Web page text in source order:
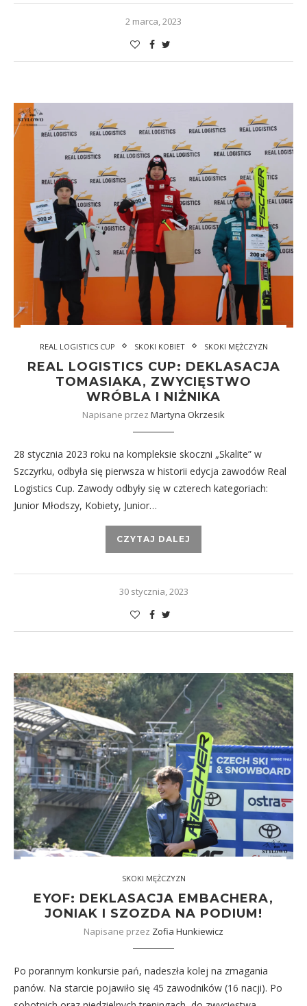
2 marca, 2023
REAL LOGISTICS CUP SKOKI KOBIET SKOKI MĘŻCZYZN
REAL LOGISTICS CUP: DEKLASACJA
TOMASIAKA, ZWYCIĘSTWO
WRÓBLA I NIŻNIKA
Napisane przez Martyna Okrzesik
28 stycznia 2023 roku na kompleksie skoczni „Skalite” w
Szczyrku, odbyła się pierwsza w historii edycja zawodów Real
Logistics Cup. Zawody odbyły się w czterech kategoriach:
Junior Młodszy, Kobiety, Junior…
CZYTAJ DALEJ
30 stycznia, 2023
SKOKI MĘŻCZYZN
EYOF: DEKLASACJA EMBACHERA,
JONIAK I SZOZDA NA PODIUM!
Napisane przez Zofia Hunkiewicz
Po porannym konkursie pań, nadeszła kolej na zmagania
panów. Na starcie pojawiło się 45 zawodników (16 nacji). Po